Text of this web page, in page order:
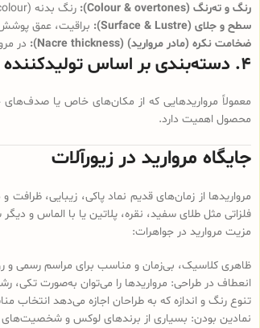
رنگ و ته‌رنگ (Colour & overtones):
رنگ بدنه (body colour) و ته‌رنگ یا انعکاس رنگ (overtone) اهمیت دارد؛ مثلاً مروارید طلایی جنوب‌دریایی یا مروارید سبز تیاهیتی. (
سطح و جلای (Surface & Lustre):
براقیت، عمق پوشش
ضخامت نکره (مادر مروارید) (Nacre thickness):
در
۴. دسته‌بندی بر اساس تولیدکننده یا منبع جغرافیایی
معمولاً مرواریدهایی که از مکان‌های خاص یا صدف‌های
محصول اهمیت دارد.
جایگاه مروارید در زیورآلات
مرواریدها از زمان‌های قدیم نماد پاکی، زیبایی، ظرافت
فلزاتی مثل طلای سفید، نقره، پلاتین یا با الماس و
مزیت مروارید در جواهرات:
ظاهری کلاسیک، بی‌زمان و مناسب برای مراسم رسمی و
انعطاف در طراحی: مرواریدها را می‌توان به‌صورت تکی،
تنوع رنگ و اندازه که به طراحان اجازه می‌دهد
نمادین بودن: بسیاری از برندهای لوکس و شخصیت‌های